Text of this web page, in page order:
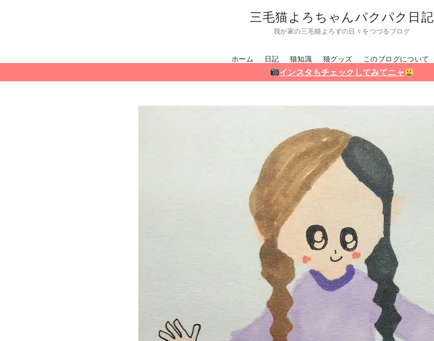
三毛猫よろちゃんパクパク日記
我が家の三毛猫よろずの日々をつづるブログ
ホーム 日記 猫知識 猫グッズ このブログについて
インスタもチェックしてみてニャ